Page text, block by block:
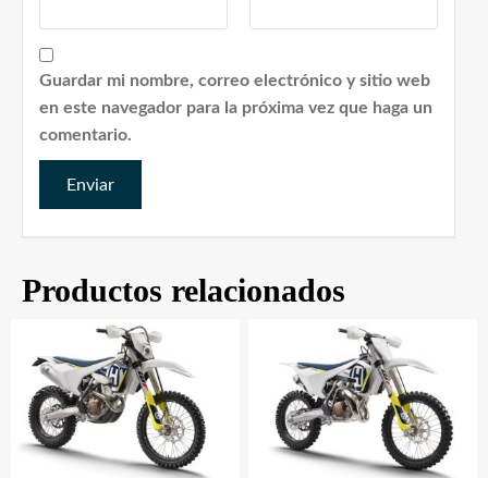
Guardar mi nombre, correo electrónico y sitio web
en este navegador para la próxima vez que haga un
comentario.
Productos relacionados